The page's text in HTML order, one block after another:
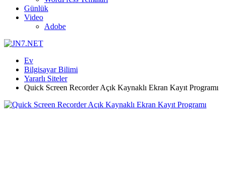
Günlük
Video
Adobe
Ev
Bilgisayar Bilimi
Yararlı Siteler
Quick Screen Recorder Açık Kaynaklı Ekran Kayıt Programı